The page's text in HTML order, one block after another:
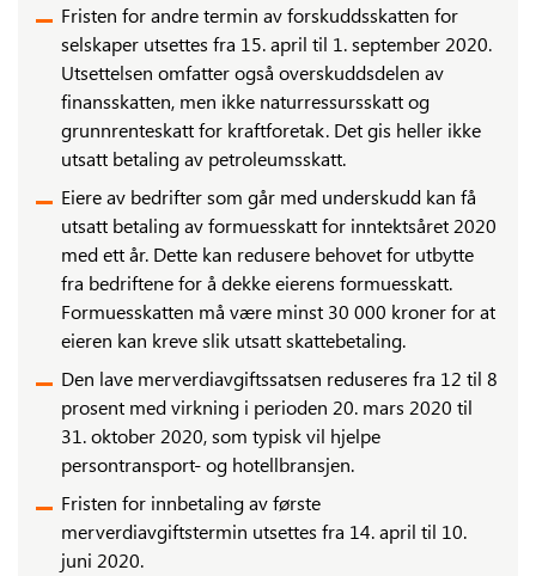
Fristen for andre termin av forskuddsskatten for
selskaper utsettes fra 15. april til 1. september 2020.
Utsettelsen omfatter også overskuddsdelen av
finansskatten, men ikke naturressursskatt og
grunnrenteskatt for kraftforetak. Det gis heller ikke
utsatt betaling av petroleumsskatt.
Eiere av bedrifter som går med underskudd kan få
utsatt betaling av formuesskatt for inntektsåret 2020
med ett år. Dette kan redusere behovet for utbytte
fra bedriftene for å dekke eierens formuesskatt.
Formuesskatten må være minst 30 000 kroner for at
eieren kan kreve slik utsatt skattebetaling.
Den lave merverdiavgiftssatsen reduseres fra 12 til 8
prosent med virkning i perioden 20. mars 2020 til
31. oktober 2020, som typisk vil hjelpe
persontransport- og hotellbransjen.
Fristen for innbetaling av første
merverdiavgiftstermin utsettes fra 14. april til 10.
juni 2020.